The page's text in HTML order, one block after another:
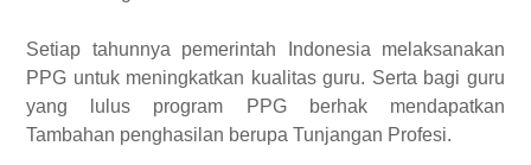
Setiap tahunnya pemerintah Indonesia melaksanakan
PPG untuk meningkatkan kualitas guru. Serta bagi guru
yang lulus program PPG berhak mendapatkan
Tambahan penghasilan berupa Tunjangan Profesi.